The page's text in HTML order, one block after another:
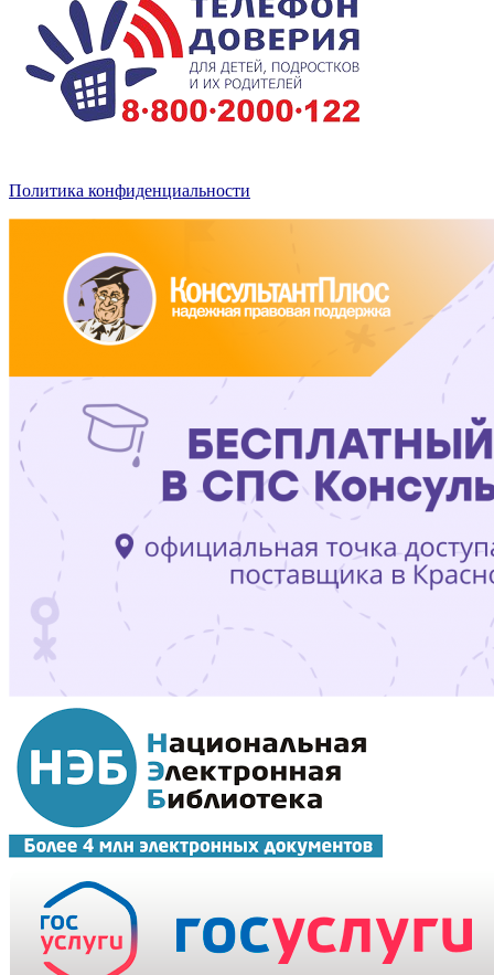
Политика конфиденциальности